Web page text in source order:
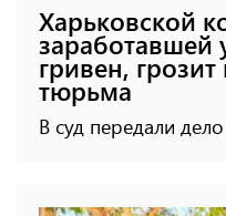
Харьковской
заработавшей
гривен,
тюрьма
В суд передали